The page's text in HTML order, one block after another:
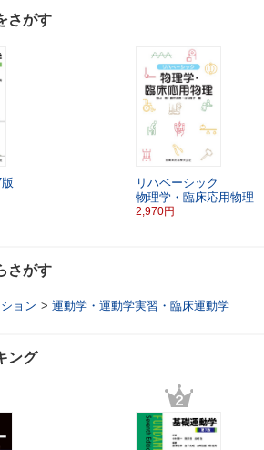
さがす
リハベーシック
物理学・臨床応用物理
2,970円
さがす
ョン > 運動学・運動学実習・臨床運動学
ング